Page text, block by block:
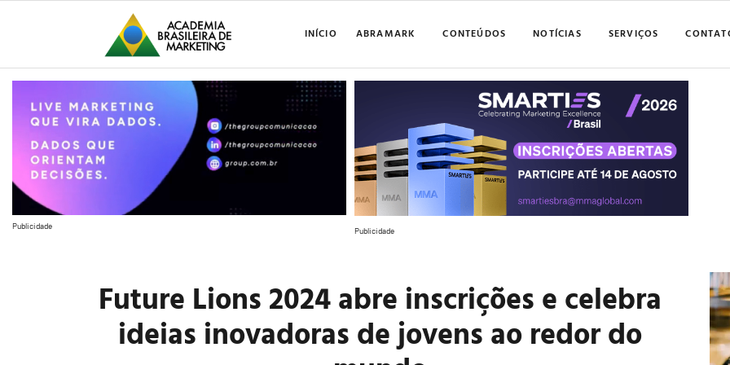
INÍCIO ABRAMARK CONTEÚDOS NOTÍCIAS SERVIÇOS
Publicidade Publicidade
Future Lions 2024 abre inscrições e celebra
ideias inovadoras de jovens ao redor do